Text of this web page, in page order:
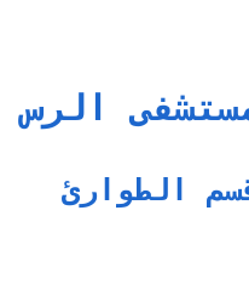
الرس
الطوارئ